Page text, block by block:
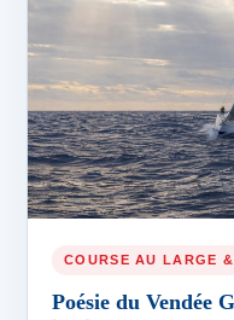
COURSE AU LARGE
Poésie du Vendée